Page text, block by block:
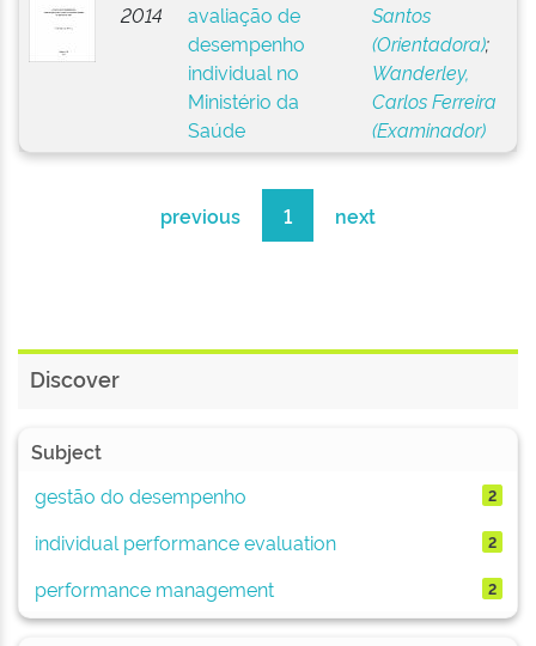
2014
avaliação de
desempenho
individual no
Ministério da
Saúde
Santos
(Orientadora);
Wanderley,
Carlos Ferreira
(Examinador)
previous 1 next
Discover
Subject
gestão do desempenho
2
individual performance evaluation 2
performance management 2